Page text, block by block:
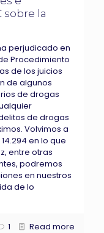
sobre la
perjudicado en
Procedimiento
de los juicios
de algunos
de drogas
de drogas
Volvimos a
en lo que
entre otras
podremos
en nuestros
de lo
1 Read more